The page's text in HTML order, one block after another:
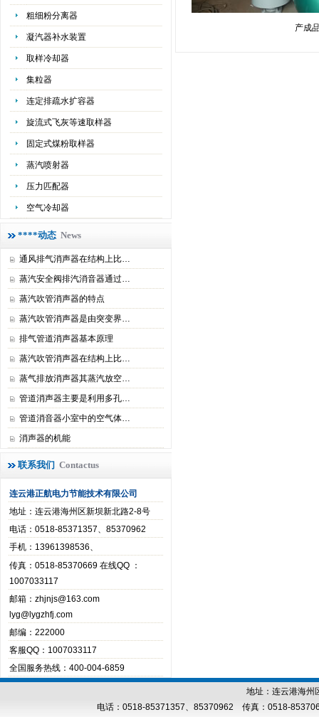
粗细粉分离器
凝汽器补水装置
取样冷却器
集粒器
连定排疏水扩容器
旋流式飞灰等速取样器
固定式煤粉取样器
蒸汽喷射器
压力匹配器
空气冷却器
****动态 News
通风排气消声器在结构上比…
蒸汽安全阀排汽消音器通过…
蒸汽吹管消声器的特点
蒸汽吹管消声器是由突变界…
排气管道消声器基本原理
蒸汽吹管消声器在结构上比…
蒸气排放消声器其蒸汽放空…
管道消声器主要是利用多孔…
管道消音器小室中的空气体…
消声器的机能
联系我们 Contactus
连云港正航电力节能技术有限公司
地址：连云港海州区新坝新北路2-8号
电话：0518-85371357、85370962
手机：13961398536、
传真：0518-85370669 在线QQ ：
1007033117
邮箱： zhjnjs@163.com
lyg@lygzhfj.com
邮编：222000
客服QQ：1007033117
全国服务热线：400-004-6859
产成
地址：连云港海
电话：0518-85371357、85370962 传真：0518-